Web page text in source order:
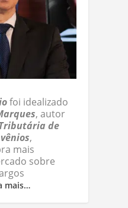
foi idealizado
, autor
de
,
mais
sobre
mais…